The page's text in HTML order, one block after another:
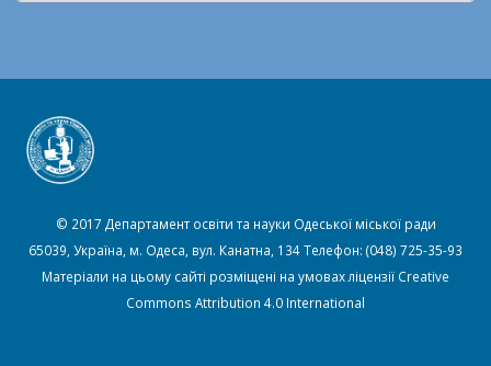
© 2017 Департамент освіти та науки Одеської міської ради
65039, Україна, м. Одеса, вул. Канатна, 134 Телефон: (048) 725-35-93
Матеріали на цьому сайті розміщені на умовах ліцензії Creative
Commons Attribution 4.0 International